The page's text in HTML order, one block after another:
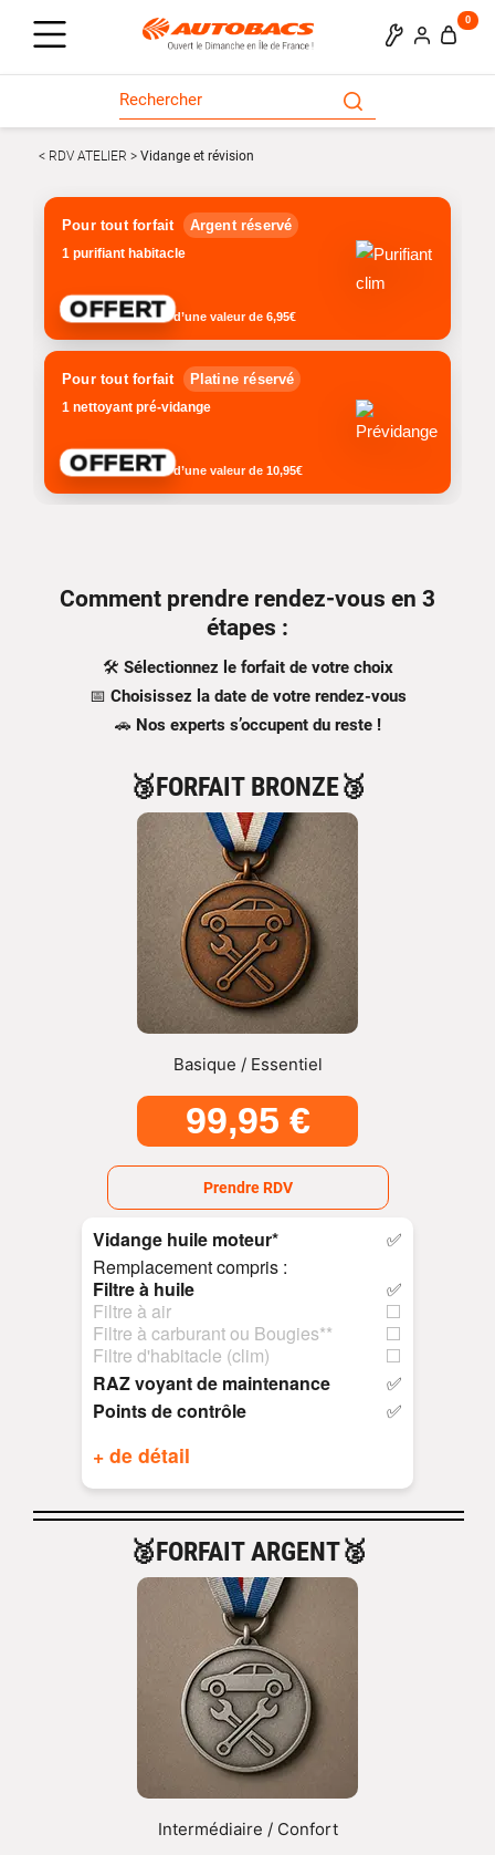
0
RDV ATELIER Vidange et révision
Pour tout forfait Argent réservé
1 purifiant habitacle
OFFERT d’une valeur de 6,95€
Pour tout forfait Platine réservé
1 nettoyant pré-vidange
OFFERT d’une valeur de 10,95€
Comment prendre rendez-vous en 3
étapes :
🛠️ Sélectionnez le forfait de votre choix
📅 Choisissez la date de votre rendez-vous
🚗 Nos experts s’occupent du reste !
🥉FORFAIT BRONZE🥉
Basique / Essentiel
99,95 €
Prendre RDV
Vidange huile moteur*
✅
Remplacement compris :
Filtre à huile
✅
Filtre à air
⬜
Filtre à carburant ou Bougies**
⬜
Filtre d'habitacle (clim)
⬜
RAZ voyant de maintenance
✅
Points de contrôle
✅
+ de détail
🥈FORFAIT ARGENT🥈
Intermédiaire / Confort